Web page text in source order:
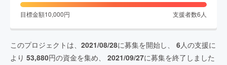
目標金額10,000円 支援者数6 人
このプロジェクトは、 2021/08/28に募集を開始し、 6人の支援に
より 53,880円の資金を集め、 2021/09/27に募集を終了しました